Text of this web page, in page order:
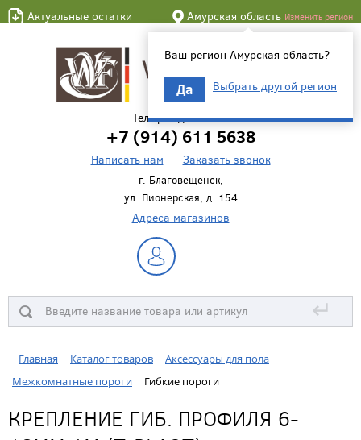
Актуальные остатки Амурская область Изменить регион
Ваш регион Амурская область?
Да Выбрать другой регион
Телефон для связи
+7 (914) 611 5638
Написать нам Заказать звонок
г. Благовещенск,
ул. Пионерская, д. 154
Адреса магазинов
↵
Главная Каталог товаров
Аксессуары для пола
Межкомнатные пороги
Гибкие пороги
КРЕПЛЕНИЕ ГИБ. ПРОФИЛЯ 6-